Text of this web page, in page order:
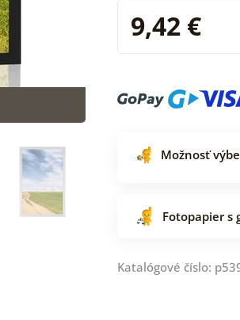
9,42 €
Možnosť
Fotopapier s
Katalógové číslo: